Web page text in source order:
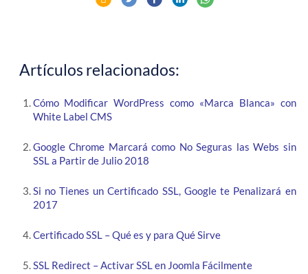
Artículos relacionados:
Cómo Modificar WordPress como «Marca Blanca» con
White Label CMS
Google Chrome Marcará como No Seguras las Webs sin
SSL a Partir de Julio 2018
Si no Tienes un Certificado SSL, Google te Penalizará en
2017
Certificado SSL – Qué es y para Qué Sirve
SSL Redirect – Activar SSL en Joomla Fácilmente